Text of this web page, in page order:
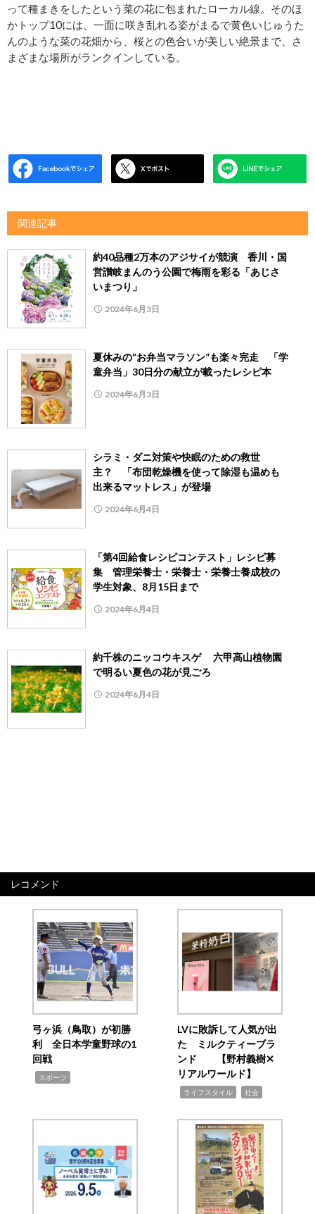
って種まきをしたという菜の花に包まれたローカル線。そのほ
かトップ10には、一面に咲き乱れる姿がまるで黄色いじゅうた
んのような菜の花畑から、桜との色合いが美しい絶景まで、さ
まざまな場所がランクインしている。
関連記事
約40品種2万本のアジサイが競演 香川・国
営讃岐まんのう公園で梅雨を彩る「あじさ
いまつり」
2024年6月3日
夏休みの“お弁当マラソン”も楽々完走 「学
童弁当」30日分の献立が載ったレシピ本
2024年6月3日
シラミ・ダニ対策や快眠のための救世
主？ 「布団乾燥機を使って除湿も温めも
出来るマットレス」が登場
2024年6月4日
「第4回給食レシピコンテスト」レシピ募
集 管理栄養士・栄養士・栄養士養成校の
学生対象、8月15日まで
2024年6月4日
約千株のニッコウキスゲ 六甲高山植物園
で明るい夏色の花が見ごろ
2024年6月4日
レコメンド
弓ヶ浜（鳥取）が初勝
利 全日本学童野球の1
回戦
スポーツ
LVに敗訴して人気が出
た ミルクティーブラ
ンド 【野村義樹✕
リアルワールド】
ライフスタイル 社会